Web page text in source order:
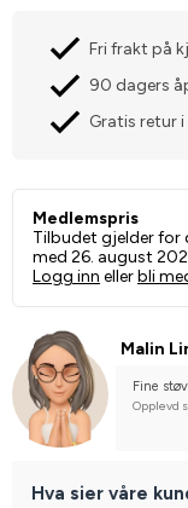
Fri frakt på
90 dagers
Gratis retur
Medlemspris
Tilbudet gjelder for
med 26. august
Logg inn ellerbli
Malin
Fine
Opplevd
Hva sier våre